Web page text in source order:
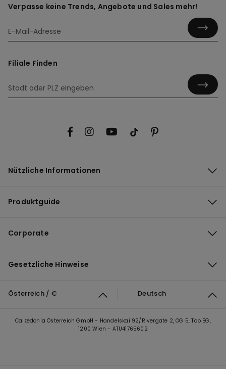
Verpasse keine Trends, Angebote und Sales mehr!
Filiale Finden
Nützliche Informationen
Produktguide
Corporate
Gesetzliche Hinweise
Österreich / € Deutsch
Calzedonia Österreich GmbH - Handelskai 92/Rivergate 2, OG 5, Top BG,
1200 Wien - ATU41765602